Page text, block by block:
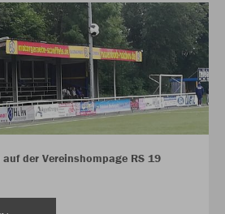
der Vereinshompage RS 19